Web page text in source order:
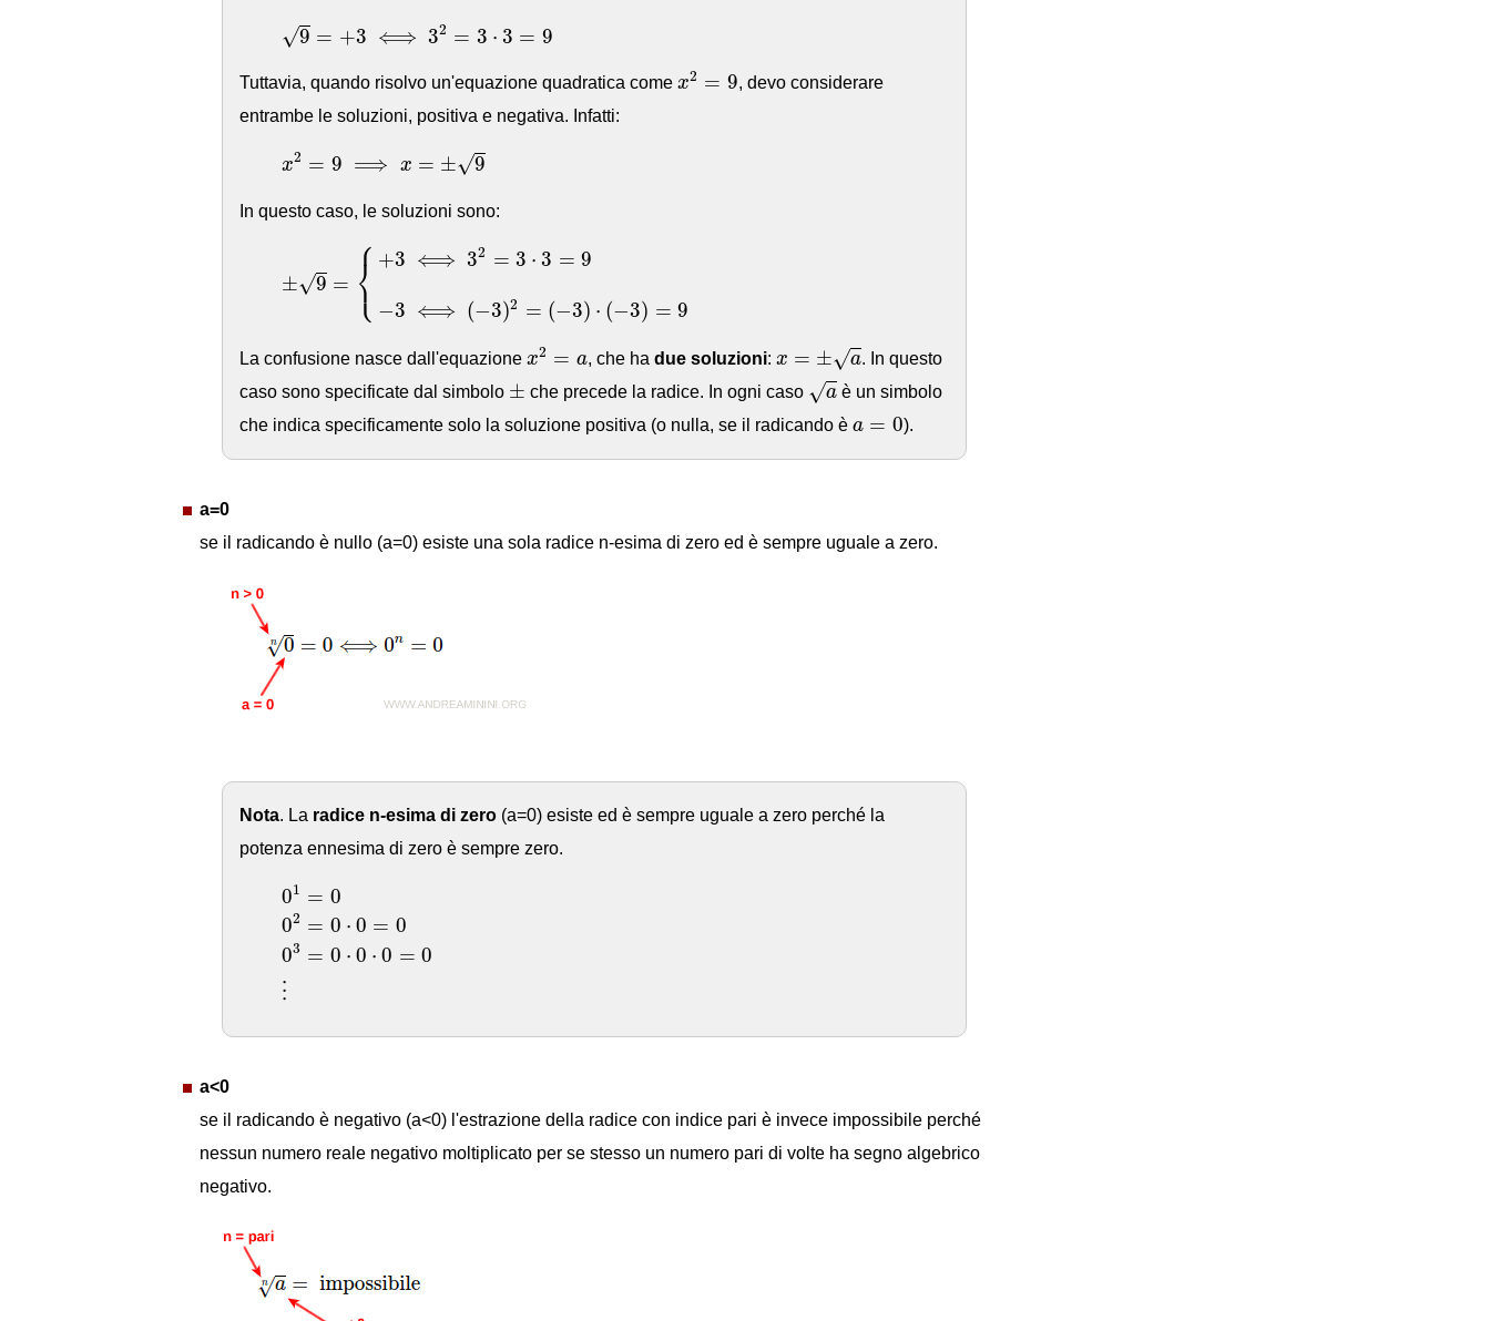
√9 = +3 ⟺ 32 = 3 ⋅ 3 = 9
+3 2= 3= 9
Tuttavia, quando risolvo un'equazione quadratica come x2 = 9
2
, devo considerare
entrambe le soluzioni, positiva e negativa. Infatti:
x2 = 9 ⟹ x = ±√9
x2
In questo caso, le soluzioni sono:
±√9 = ⎧
⎨
⎩
+3 ⟺ 32 = 3 ⋅ 3 = 9
−3 ⟺ (−3)2 = (−3) ⋅ (−3) = 9
⟺ 32 =9− ⟺ ( )2
La confusione nasce dall'equazione x2 = a
2
, che ha due soluzioni: x = ±√a. In questo
caso sono specificate dal simbolo ±
± che precede la radice. In ogni caso √a è un simbolo
che indica specificamente solo la soluzione positiva (o nulla, se il radicando è a = 0
a ).
a=0
se il radicando è nullo (a=0) esiste una sola radice n-esima di zero ed è sempre uguale a zero.
Nota. La radice n-esima di zero (a=0) esiste ed è sempre uguale a zero perché la
potenza ennesima di zero è sempre zero.
01 = 0
02 = 0 ⋅ 0 = 0
03 = 0 ⋅ 0 ⋅ 0 = 0
⋮
a<0
se il radicando è negativo (a<0) l'estrazione della radice con indice pari è invece impossibile perché
nessun numero reale negativo moltiplicato per se stesso un numero pari di volte ha segno algebrico
negativo.